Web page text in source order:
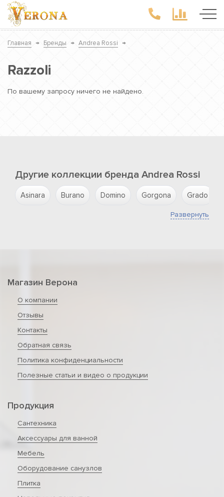
Главная → Бренды → Andrea Rossi →
Razzoli
По вашему запросу ничего не найдено.
Другие коллекции бренда Andrea Rossi
Asinara Burano Domino Gorgona Grado
Развернуть
Магазин Верона
О компании
Отзывы
Контакты
Обратная связь
Политика конфиденциальности
Полезные статьи и видео о продукции
Продукция
Сантехника
Аксессуары для ванной
Мебель
Оборудование санузлов
Плитка